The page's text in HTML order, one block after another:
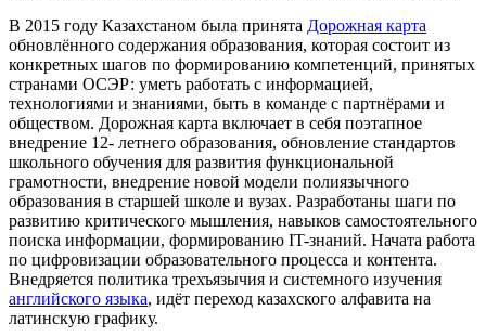
В 2015 году Казахстаном была принята Дорожная карта
обновлённого содержания образования, которая состоит из
конкретных шагов по формированию компетенций, принятых
странами ОСЭР: уметь работать с информацией,
технологиями и знаниями, быть в команде с партнёрами и
обществом. Дорожная карта включает в себя поэтапное
внедрение 12- летнего образования, обновление стандартов
школьного обучения для развития функциональной
грамотности, внедрение новой модели полиязычного
образования в старшей школе и вузах. Разработаны шаги по
развитию критического мышления, навыков самостоятельного
поиска информации, формированию IT-знаний. Начата работа
по цифровизации образовательного процесса и контента.
Внедряется политика трехъязычия и системного изучения
английского языка, идёт переход казахского алфавита на
латинскую графику.